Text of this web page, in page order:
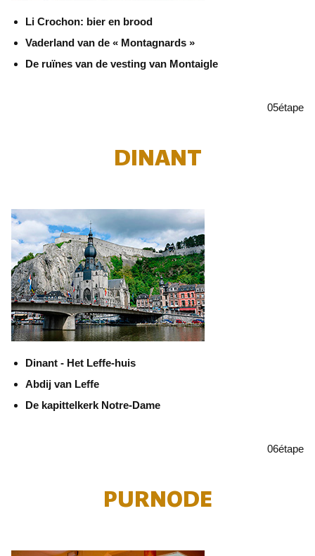
Li Crochon: bier en brood
Vaderland van de « Montagnards »
De ruïnes van de vesting van Montaigle
05étape
DINANT
Dinant - Het Leffe-huis
Abdij van Leffe
De kapittelkerk Notre-Dame
06étape
PURNODE